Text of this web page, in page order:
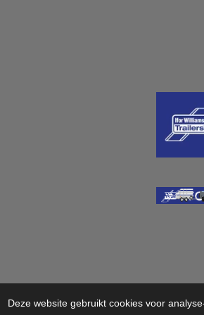
Deze website gebruikt cookies voor